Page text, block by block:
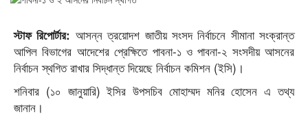
স্টাফ রিপোর্টার: আসন্ন ত্রয়োদশ জাতীয় সংসদ নির্বাচনে সীমানা সংক্রান্ত
আপিল বিভাগের আদেশের প্রেক্ষিতে পাবনা-১ ও পাবনা-২ সংসদীয় আসনের
নির্বাচন স্থগিত রাখার সিদ্ধান্ত দিয়েছে নির্বাচন কমিশন (ইসি)।
শনিবার (১০ জানুয়ারি) ইসির উপসচিব মোহাম্মদ মনির হোসেন এ তথ্য
জানান।